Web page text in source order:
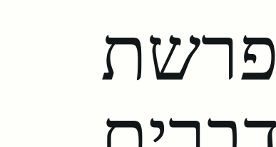
פרשת